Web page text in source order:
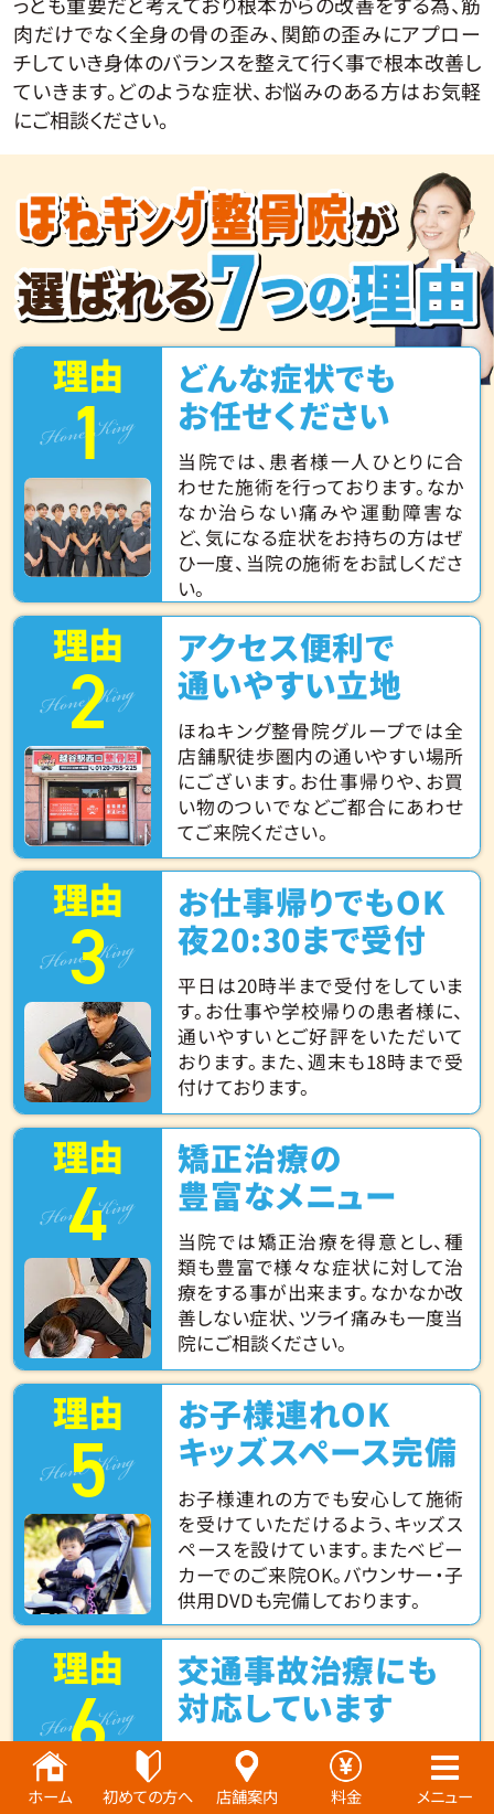
ホーム 初めての方へ 店舗案内 料金 メニュー
肉だけでなく全身の骨の歪み、関節の歪みにアプロー
チしていき身体のバランスを整えて行く事で根本改善し
ていきます。どのような症状、お悩みのある方はお気軽
にご相談ください。
理由
1
Hone King
どんな症状でも
お任せください
当院では、患者様一人ひとりに合
わせた施術を行っております。なか
なか治らない痛みや運動障害な
ど、気になる症状をお持ちの方はぜ
ひ一度、当院の施術をお試しくださ
い。
理由
2
Hone King
アクセス便利で
通いやすい立地
ほねキング整骨院グループでは全
店舗駅徒歩圏内の通いやすい場所
にございます。お仕事帰りや、お買
い物のついでなどご都合にあわせ
てご来院ください。
理由
3
Hone King
お仕事帰りでもOK
夜20:30まで受付
平日は20時半まで受付をしていま
す。お仕事や学校帰りの患者様に、
通いやすいとご好評をいただいて
おります。また、週末も18時まで受
付けております。
理由
4
Hone King
矯正治療の
豊富なメニュー
当院では矯正治療を得意とし、種
類も豊富で様々な症状に対して治
療をする事が出来ます。なかなか改
善しない症状、ツライ痛みも一度当
院にご相談ください。
理由
5
Hone King
お子様連れOK
キッズスペース完備
お子様連れの方でも安心して施術
を受けていただけるよう、キッズス
ペースを設けています。またベビー
カーでのご来院OK。バウンサー・子
供用DVDも完備しております。
理由
6
Hone King
交通事故治療にも
対応しています
当院では交通事故治療の実績が豊
富なスタッフが施術にあたらせてい
ただきます。 交通事故後のむちうち